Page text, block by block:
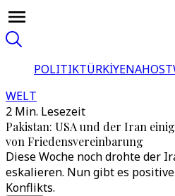
POLITIKTÜRKİYENAHOST
WELT
2 Min. Lesezeit
Pakistan: USA und der Iran
von Friedensvereinbarung
Diese Woche noch drohte der
eskalieren. Nun gibt es
Konflikts.